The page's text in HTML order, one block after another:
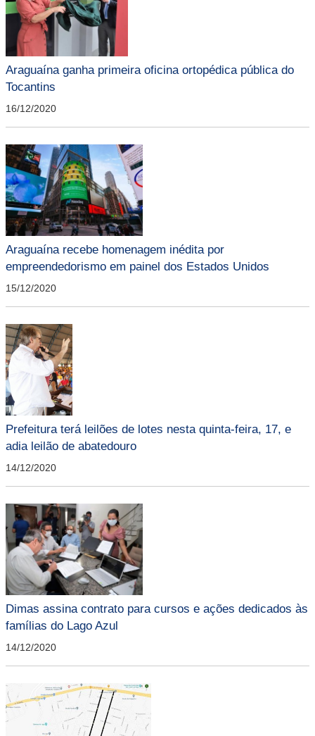
Araguaína ganha primeira oficina ortopédica pública do
Tocantins
16/12/2020
Araguaína recebe homenagem inédita por
empreendedorismo em painel dos Estados Unidos
15/12/2020
Prefeitura terá leilões de lotes nesta quinta-feira, 17, e
adia leilão de abatedouro
14/12/2020
Dimas assina contrato para cursos e ações dedicados às
famílias do Lago Azul
14/12/2020